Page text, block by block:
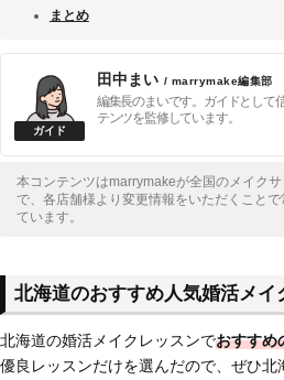
まとめ
田中まい / marrymake編集部
編集長のまいです。ガイドとして
テンツを監修しています。
本コンテンツはmarrymakeが全国のメイク
で、各店舗様より変更情報をいただくこと
ています。
北海道のおすすめ人気婚活メイ
北海道の婚活メイクレッスンでおすすめ
優良レッスンだけを選んだので、ぜひ北